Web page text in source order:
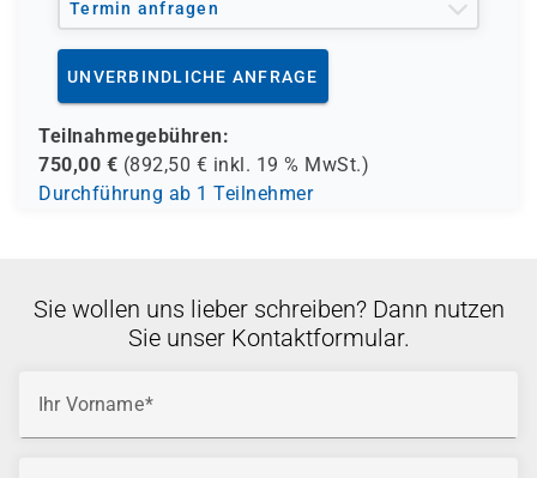
Termin anfragen
UNVERBINDLICHE ANFRAGE
Teilnahmegebühren:
750,00 € (892,50 € inkl. 19 % MwSt.)
Durchführung ab 1 Teilnehmer
Sie wollen uns lieber schreiben? Dann nutzen
Sie unser Kontaktformular.
Ihr Vorname